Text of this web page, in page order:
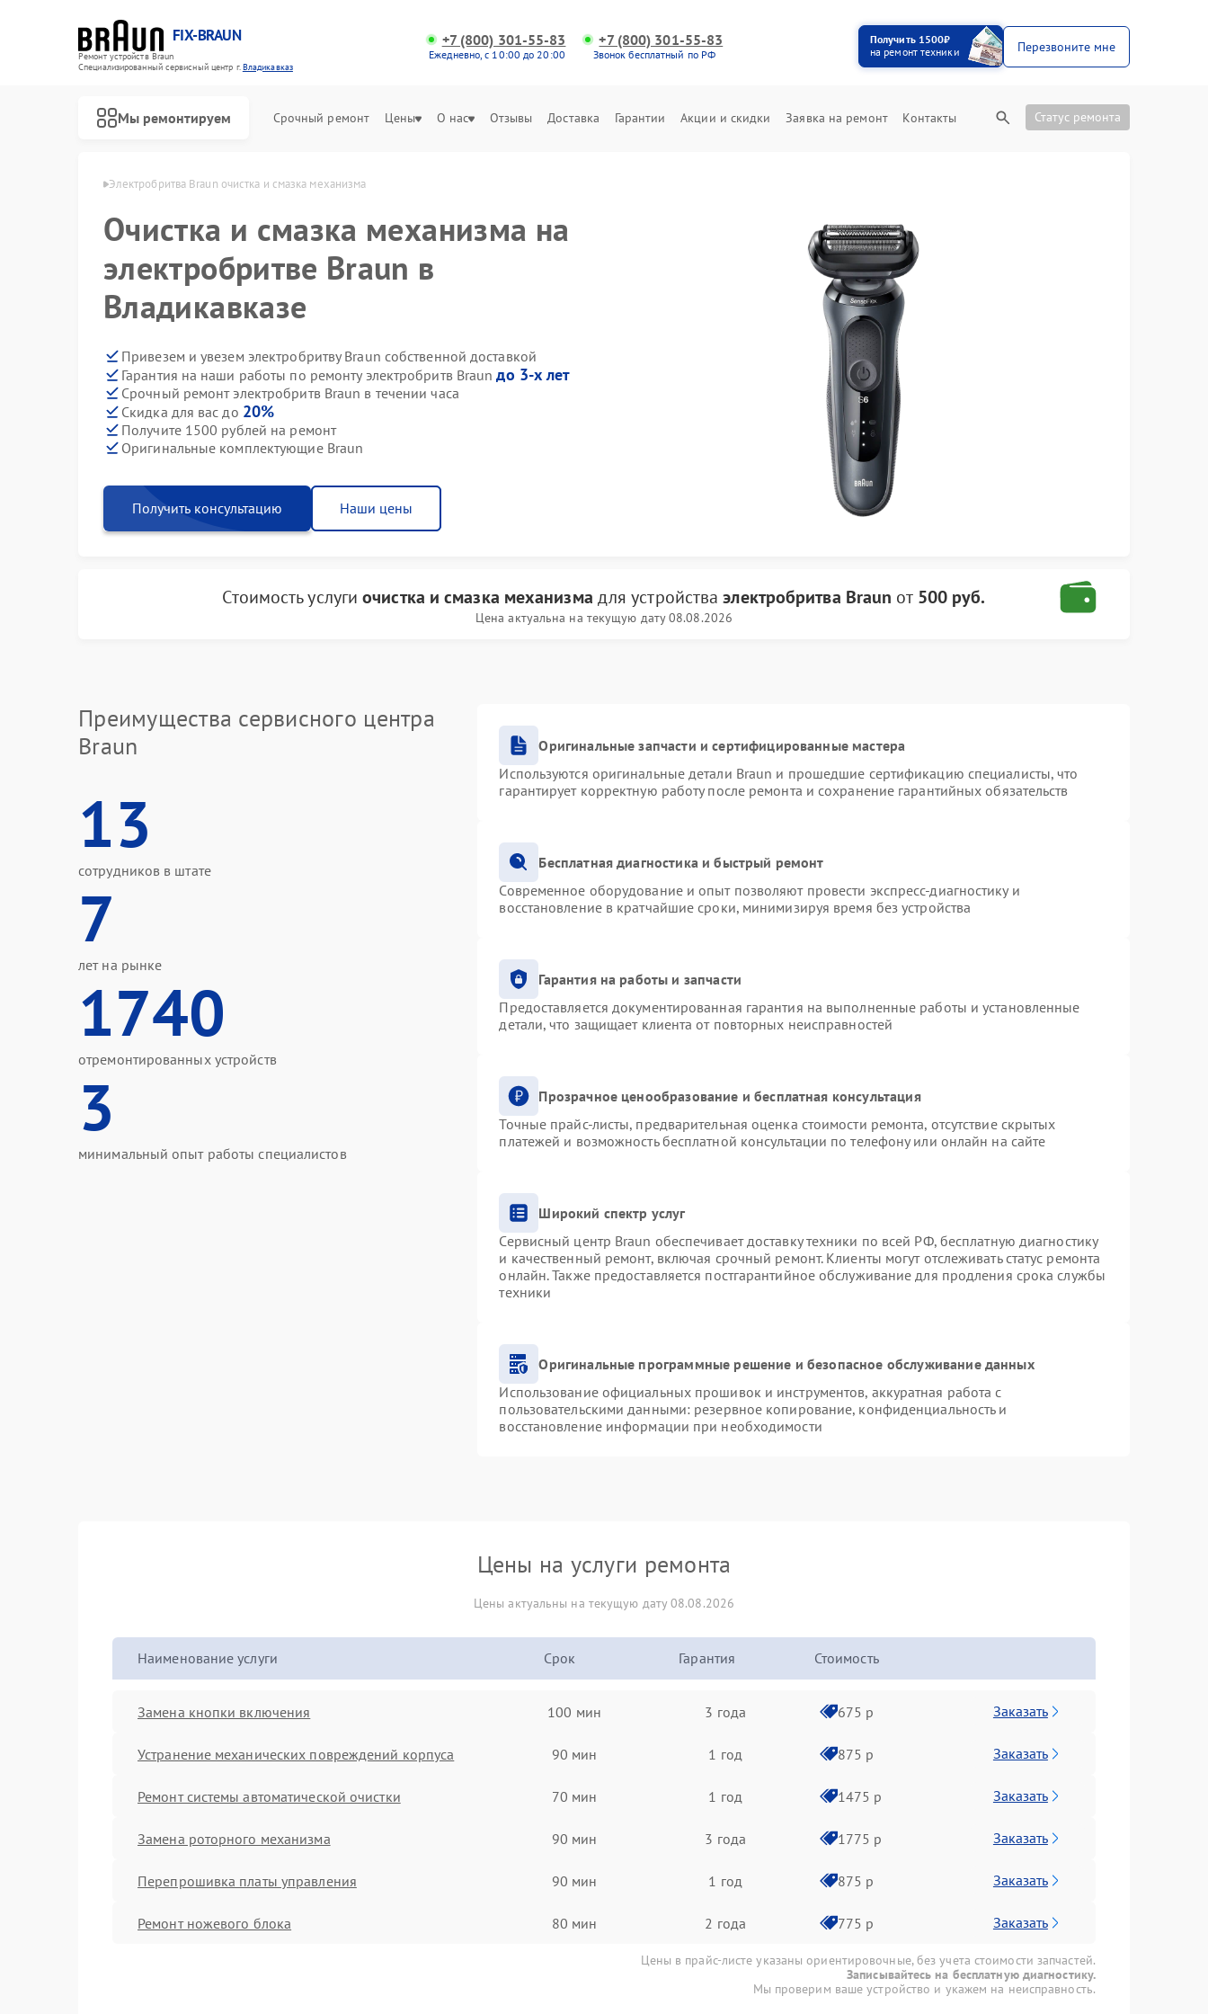
FIX-BRAUN
Ремонт устройств Braun
Специализированный cервисный центр г.Владикавказ
+7 (800) 301-55-83
Ежедневно, с 10:00 до 20:00
+7 (800) 301-55-83
Звонок бесплатный по РФ
Получить 1500₽
на ремонт техники
Перезвоните мне
Мы ремонтируем Срочный ремонт Цены О нас Отзывы Доставка Гарантии Акции и скидки Заявка на ремонт Контакты Статус ремонта
Электробритва Braun очистка и смазка механизма
Очистка и смазка механизма на
электробритве Braun в
Владикавказе
Привезем и увезем электробритву Braun собственной доставкой
Гарантия на наши работы по ремонту электробритв Braunдо 3-х лет
Срочный ремонт электробритв Braun в течении часа
Скидка для вас до 20%
Получите 1500 рублей на ремонт
Оригинальные комплектующие Braun
Получить консультацию Наши цены
Стоимость услугиочистка и смазка механизма для устройстваэлектробритва Braun от 500 руб.
Цена актуальна на текущую дату 08.08.2026
Преимущества сервисного центра
Braun
13
сотрудников в штате
7
лет на рынке
1740
отремонтированных устройств
3
минимальный опыт работы специалистов
Оригинальные запчасти и сертифицированные мастера
Используются оригинальные детали Braun и прошедшие сертификацию специалисты, что
гарантирует корректную работу после ремонта и сохранение гарантийных обязательств
Бесплатная диагностика и быстрый ремонт
Современное оборудование и опыт позволяют провести экспресс-диагностику и
восстановление в кратчайшие сроки, минимизируя время без устройства
Гарантия на работы и запчасти
Предоставляется документированная гарантия на выполненные работы и установленные
детали, что защищает клиента от повторных неисправностей
Прозрачное ценообразование и бесплатная консультация
Точные прайс-листы, предварительная оценка стоимости ремонта, отсутствие скрытых
платежей и возможность бесплатной консультации по телефону или онлайн на сайте
Широкий спектр услуг
Сервисный центр Braun обеспечивает доставку техники по всей РФ, бесплатную диагностику
и качественный ремонт, включая срочный ремонт. Клиенты могут отслеживать статус ремонта
онлайн. Также предоставляется постгарантийное обслуживание для продления срока службы
техники
Оригинальные программные решение и безопасное обслуживание данных
Использование официальных прошивок и инструментов, аккуратная работа с
пользовательскими данными: резервное копирование, конфиденциальность и
восстановление информации при необходимости
Цены на услуги ремонта
Цены актуальны на текущую дату 08.08.2026
Наименование услуги Срок Гарантия Стоимость
Замена кнопки включения 100 мин 3 года 675 р Заказать
Устранение механических повреждений корпуса 90 мин 1 год 875 р Заказать
Ремонт системы автоматической очистки 70 мин 1 год 1475 р Заказать
Замена роторного механизма 90 мин 3 года 1775 р Заказать
Перепрошивка платы управления 90 мин 1 год 875 р Заказать
Ремонт ножевого блока 80 мин 2 года 775 р Заказать
Цены в прайс-листе указаны ориентировочные, без учета стоимости запчастей.
Записывайтесь на бесплатную диагностику.
Мы проверим ваше устройство и укажем на неисправность.